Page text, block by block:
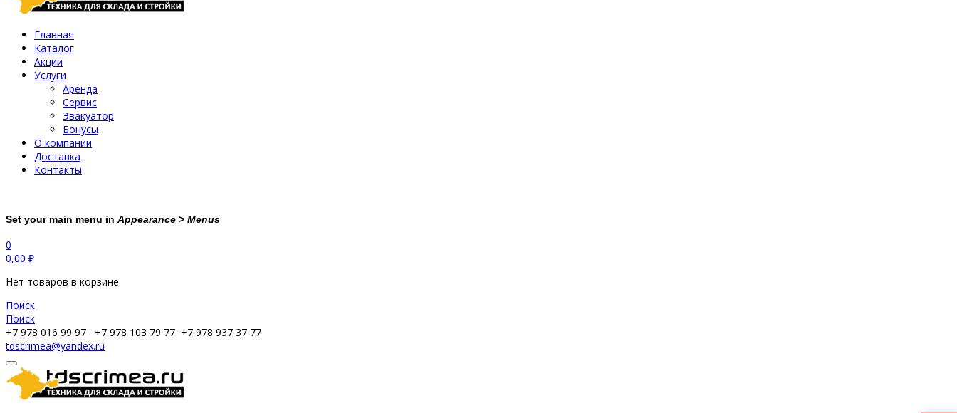
Главная
Каталог
Акции
Услуги
Аренда
Сервис
Эвакуатор
Бонусы
О компании
Доставка
Контакты
Set your main menu in Appearance > Menus
0
0,00 ₽
Нет товаров в корзине
Поиск
Поиск
+7 978 016 99 97
+7 978 103 79 77 +7 978 937 37 77
tdscrimea@yandex.ru